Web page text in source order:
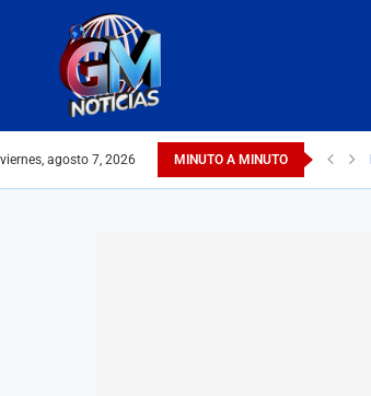
viernes, agosto 7, 2026 MINUTO A MINUTO